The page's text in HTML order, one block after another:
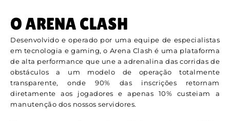
O ARENA CLASH
Desenvolvido e operado por uma equipe de especialistas
em tecnologia e gaming, o Arena Clash é uma plataforma
de alta performance que une a adrenalina das corridas de
obstáculos a um modelo de operação totalmente
transparente, onde 90% das inscrições retornam
diretamente aos jogadores e apenas 10% custeiam a
manutenção dos nossos servidores.